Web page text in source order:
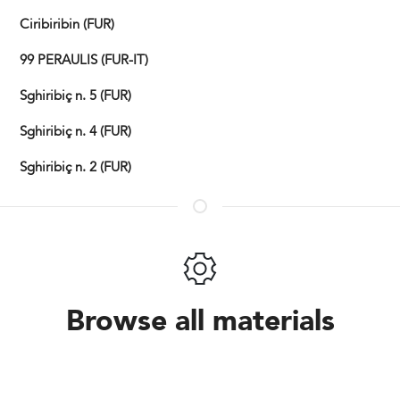
Ciribiribin (FUR)
99 PERAULIS (FUR-IT)
Sghiribiç n. 5 (FUR)
Sghiribiç n. 4 (FUR)
Sghiribiç n. 2 (FUR)
Browse all materials